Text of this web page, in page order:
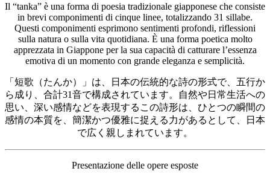
Il “tanka” è una forma di poesia tradizionale giapponese che consiste
in brevi componimenti di cinque linee, totalizzando 31 sillabe.
Questi componimenti esprimono sentimenti profondi, riflessioni
sulla natura o sulla vita quotidiana. È una forma poetica molto
apprezzata in Giappone per la sua capacità di catturare l’essenza
emotiva di un momento con grande eleganza e semplicità.
「短歌（たんか）」は、日本の伝統的な詩の形式で、五行か
ら成り、合計31音で構成されています。自然や日常生活への
思い、深い感情などを表現するこの詩形は、ひとつの瞬間の
感情の本質を、簡潔かつ優雅に捉える力があるとして、日本
で広く親しまれています。
Presentazione delle opere esposte